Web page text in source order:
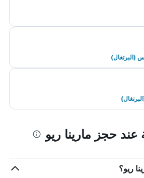
(البرتغال)
عند حجز مارينا ريو
ريو؟